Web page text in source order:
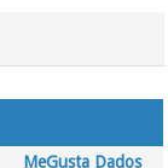
MeGusta Dados